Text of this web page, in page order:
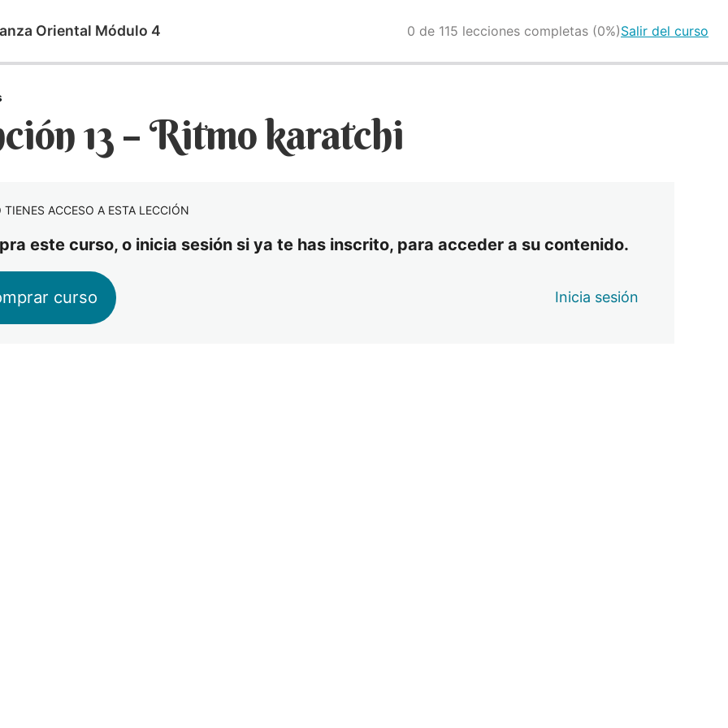
Oriental Módulo 4 0 de 115 lecciones completas (0%)Salir del curso
13 – Ritmo karatchi
TIENES ACCESO A ESTA LECCIÓN
este curso, o inicia sesión si ya te has inscrito, para acceder a su contenido.
curso Inicia sesión